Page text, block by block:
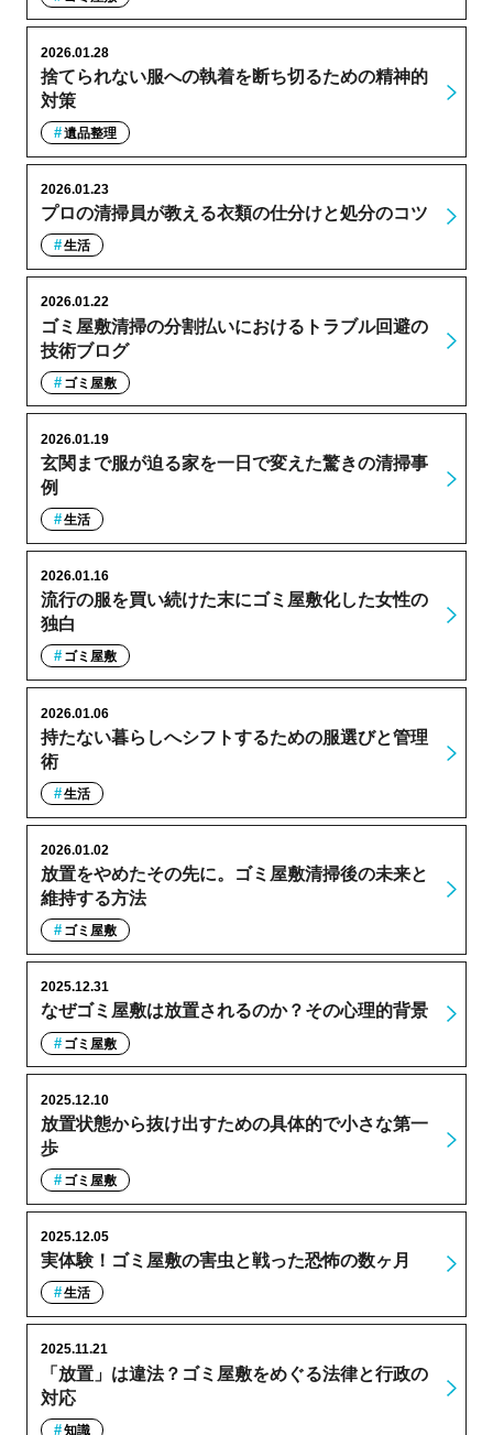
捨てられない服への執着を断ち切るための精神的
対策
2026.01.28
遺品整理
プロの清掃員が教える衣類の仕分けと処分のコツ
2026.01.23
生活
ゴミ屋敷清掃の分割払いにおけるトラブル回避の
技術ブログ
2026.01.22
ゴミ屋敷
玄関まで服が迫る家を一日で変えた驚きの清掃事
例
2026.01.19
生活
流行の服を買い続けた末にゴミ屋敷化した女性の
独白
2026.01.16
ゴミ屋敷
持たない暮らしへシフトするための服選びと管理
術
2026.01.06
生活
放置をやめたその先に。ゴミ屋敷清掃後の未来と
維持する方法
2026.01.02
ゴミ屋敷
なぜゴミ屋敷は放置されるのか？その心理的背景
2025.12.31
ゴミ屋敷
放置状態から抜け出すための具体的で小さな第一
歩
2025.12.10
ゴミ屋敷
実体験！ゴミ屋敷の害虫と戦った恐怖の数ヶ月
2025.12.05
生活
「放置」は違法？ゴミ屋敷をめぐる法律と行政の
対応
2025.11.21
知識